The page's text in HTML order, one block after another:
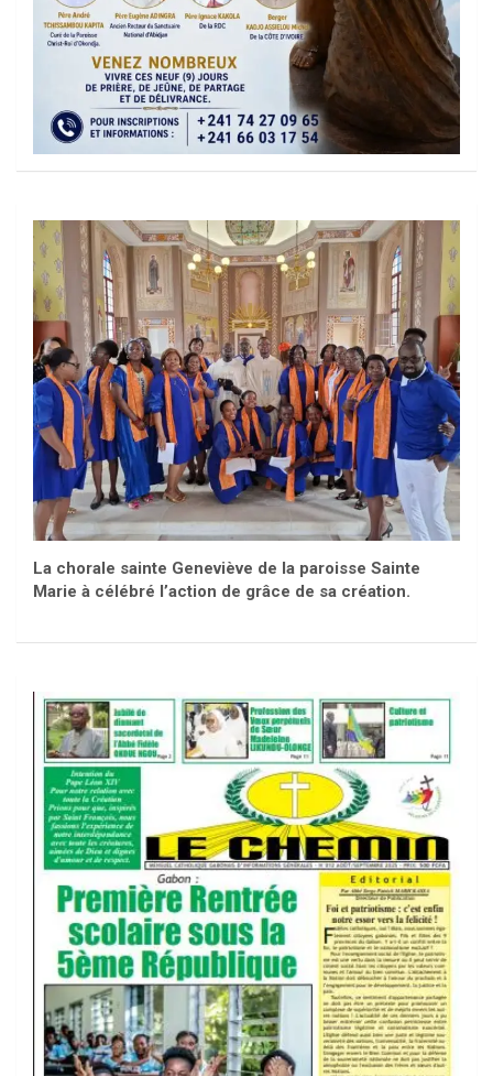
La chorale sainte Geneviève de la paroisse Sainte
Marie à célébré l’action de grâce de sa création.